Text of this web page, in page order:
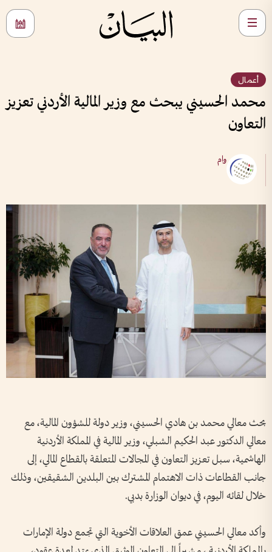
أعمال
محمد الحسيني يبحث مع وزير المالية الأردني تعزيز
التعاون
وام
بحث معالي محمد بن هادي الحسيني، وزير دولة للشؤون المالية، مع
معالي الدكتور عبد الحكيم الشبلي، وزير المالية في المملكة الأردنية
الهاشمية، سبل تعزيز التعاون في المجالات المتعلقة بالقطاع المالي، إلى
جانب القطاعات ذات الاهتمام المشترك بين البلدين الشقيقين، وذلك
خلال لقائه اليوم، في ديوان الوزارة بدبي.
وأكد معالي الحسيني عمق العلاقات الأخوية التي تجمع دولة الإمارات